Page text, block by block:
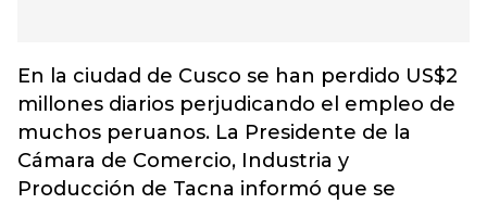
En la ciudad de Cusco se han perdido US$2
millones diarios perjudicando el empleo de
muchos peruanos. La Presidente de la
Cámara de Comercio, Industria y
Producción de Tacna informó que se